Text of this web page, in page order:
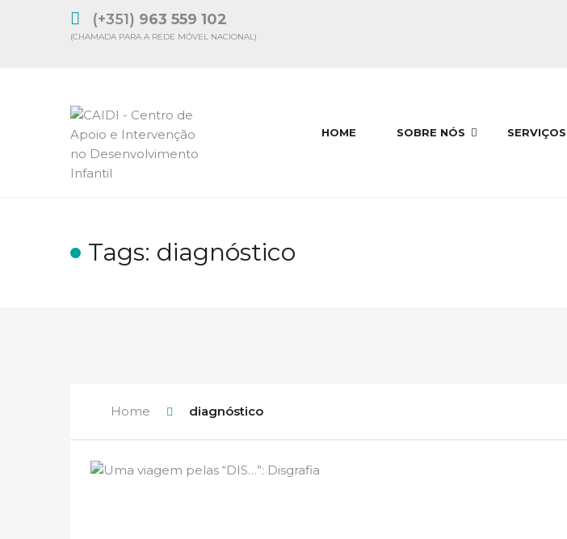
(+351) 963 559 102
(CHAMADA PARA A REDE MÓVEL NACIONAL)
HOME SOBRE NÓS SERVIÇOS
Tags: diagnóstico
Home diagnóstico